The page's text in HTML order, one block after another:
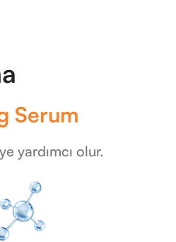
Serum
yardımcı olur.